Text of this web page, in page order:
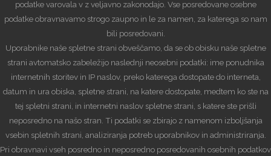
podatke varovala v z veljavno zakonodajo. Vse posredovane osebne
podatke obravnavamo strogo zaupno in le za namen, za katerega so nam
bili posredovani.
Uporabnike naše spletne strani obveščamo, da se ob obisku naše spletne
strani avtomatsko zabeležijo naslednji neosebni podatki: ime ponudnika
internetnih storitev in IP naslov, preko katerega dostopate do interneta,
datum in ura obiska, spletne strani, na katere dostopate, medtem ko ste na
tej spletni strani, in internetni naslov spletne strani, s katere ste prišli
neposredno na našo stran. Ti podatki se zbirajo z namenom izboljšanja
vsebin spletnih strani, analiziranja potreb uporabnikov in administriranja.
Pri obravnavi vseh posredno in neposredno posredovanih osebnih podatkov